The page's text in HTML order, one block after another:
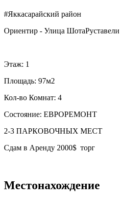
#Яккасарайский район
Ориентир - Улица ШотаРуставели
Этаж: 1
Площадь: 97м2
Кол-во Комнат: 4
Состояние: ЕВРОРЕМОНТ
2-3 ПАРКОВОЧНЫХ МЕСТ
Сдам в Аренду 2000$ торг
Местонахождение